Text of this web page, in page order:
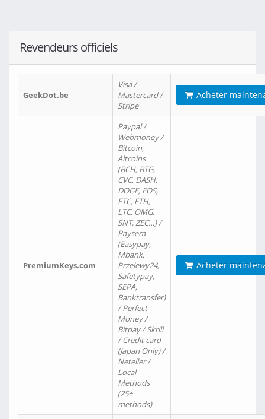
Revendeurs officiels
GeekDot.be
Visa /
Mastercard /
Stripe
Acheter
PremiumKeys.com
Paypal /
Webmoney /
Bitcoin,
Altcoins
(BCH, BTG,
CVC, DASH,
DOGE, EOS,
ETC, ETH,
LTC, OMG,
SNT, ZEC…) /
Paysera
(Easypay,
Mbank,
Przelewy24,
Safetypay,
SEPA,
Banktransfer)
/ Perfect
Money /
Bitpay / Skrill
/ Credit card
(Japan Only) /
Neteller /
Local
Methods
(25+
methods)
Acheter